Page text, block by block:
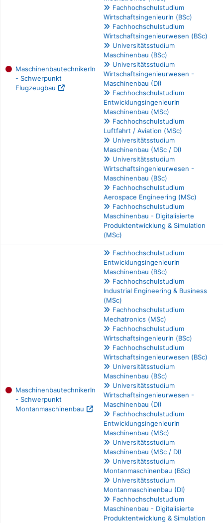
MaschinenbautechnikerIn
- Schwerpunkt
Flugzeugbau
Fachhochschulstudium
WirtschaftsingenieurIn (BSc)
Fachhochschulstudium
Wirtschaftsingenieurwesen (BSc)
Universitätsstudium
Maschinenbau (BSc)
Universitätsstudium
Wirtschaftsingenieurwesen -
Maschinenbau (DI)
Fachhochschulstudium
EntwicklungsingenieurIn
Maschinenbau (MSc)
Fachhochschulstudium
Luftfahrt / Aviation (MSc)
Universitätsstudium
Maschinenbau (MSc / DI)
Universitätsstudium
Wirtschaftsingenieurwesen -
Maschinenbau (BSc)
Fachhochschulstudium
Aerospace Engineering (MSc)
Fachhochschulstudium
Maschinenbau - Digitalisierte
Produktentwicklung & Simulation
(MSc)
MaschinenbautechnikerIn
- Schwerpunkt
Montanmaschinenbau
Fachhochschulstudium
EntwicklungsingenieurIn
Maschinenbau (BSc)
Fachhochschulstudium
Industrial Engineering & Business
(MSc)
Fachhochschulstudium
Mechatronics (MSc)
Fachhochschulstudium
WirtschaftsingenieurIn (BSc)
Fachhochschulstudium
Wirtschaftsingenieurwesen (BSc)
Universitätsstudium
Maschinenbau (BSc)
Universitätsstudium
Wirtschaftsingenieurwesen -
Maschinenbau (DI)
Fachhochschulstudium
EntwicklungsingenieurIn
Maschinenbau (MSc)
Universitätsstudium
Maschinenbau (MSc / DI)
Universitätsstudium
Montanmaschinenbau (BSc)
Universitätsstudium
Montanmaschinenbau (DI)
Fachhochschulstudium
Maschinenbau - Digitalisierte
Produktentwicklung & Simulation